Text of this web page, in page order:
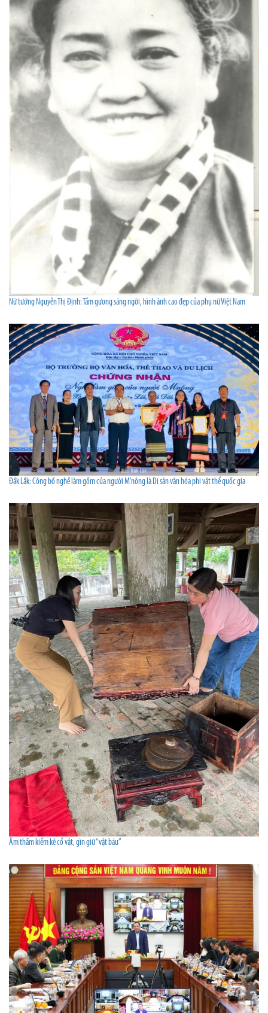
Nữ tướng Nguyễn Thị Định: Tấm gương sáng ngời, hình ảnh cao đẹp của phụ nữ Việt Nam
Đắk Lắk: Công bố nghề làm gốm của người M’nông là Di sản văn hóa phi vật thể quốc gia
Âm thầm kiểm kê cổ vật, gìn giữ “vật báu”